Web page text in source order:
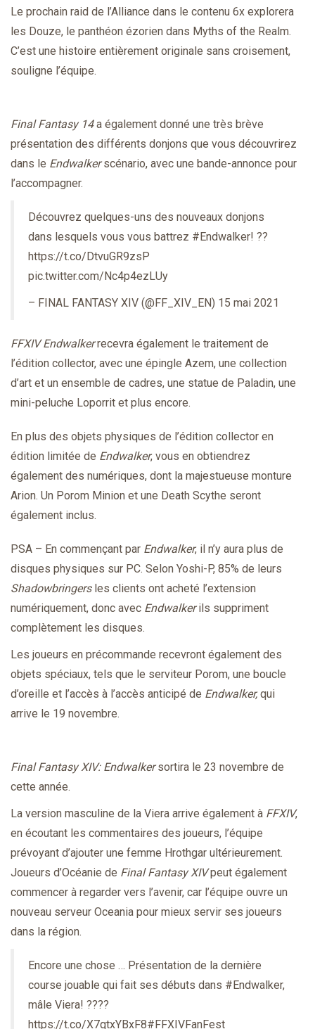
Le prochain raid de l’Alliance dans le contenu 6x explorera
les Douze, le panthéon ézorien dans Myths of the Realm.
C’est une histoire entièrement originale sans croisement,
souligne l’équipe.
Final Fantasy 14a également donné une très brève
présentation des différents donjons que vous découvrirez
dans le Endwalkerscénario, avec une bande-annonce pour
l’accompagner.
Découvrez quelques-uns des nouveaux donjons
dans lesquels vous vous battrez #Endwalker! ??
https://t.co/DtvuGR9zsP
pic.twitter.com/Nc4p4ezLUy
– FINAL FANTASY XIV (@FF_XIV_EN) 15 mai 2021
FFXIVEndwalkerrecevra également le traitement de
l’édition collector, avec une épingle Azem, une collection
d’art et un ensemble de cadres, une statue de Paladin, une
mini-peluche Loporrit et plus encore.
En plus des objets physiques de l’édition collector en
édition limitée de Endwalker, vous en obtiendrez
également des numériques, dont la majestueuse monture
Arion. Un Porom Minion et une Death Scythe seront
également inclus.
PSA – En commençant par Endwalker, il n’y aura plus de
disques physiques sur PC. Selon Yoshi-P, 85% de leurs
Shadowbringersles clients ont acheté l’extension
numériquement, donc avec Endwalkerils suppriment
complètement les disques.
Les joueurs en précommande recevront également des
objets spéciaux, tels que le serviteur Porom, une boucle
d’oreille et l’accès à l’accès anticipé de Endwalker,qui
arrive le 19 novembre.
Final Fantasy XIV: Endwalkersortira le 23 novembre de
cette année.
La version masculine de la Viera arrive également à FFXIV,
en écoutant les commentaires des joueurs, l’équipe
prévoyant d’ajouter une femme Hrothgar ultérieurement.
Joueurs d’Océanie de Final Fantasy XIVpeut également
commencer à regarder vers l’avenir, car l’équipe ouvre un
nouveau serveur Oceania pour mieux servir ses joueurs
dans la région.
Encore une chose … Présentation de la dernière
course jouable qui fait ses débuts dans #Endwalker,
mâle Viera! ????
https://t.co/X7qtxYBxF8#FFXIVFanFest